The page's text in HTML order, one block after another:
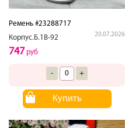
Ремень #23288717
Корпус.Б.1В-92
20.07.2026
747 руб
- +
Купить